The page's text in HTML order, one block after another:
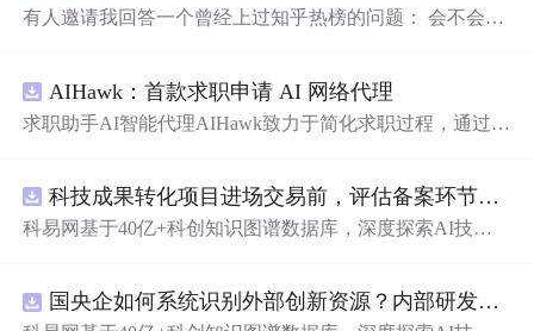
欢的工作更进一步。
有人邀请我回答一个曾经上过知乎热榜的问题： 会不会因
更怕错过机会而不做过多思考和选择就入职。这样的形势
下跳槽或者求职时，该如何判断和做出选择？ 整理了一下
或者今年裁员潮就放弃原本拟好的更换工作...
AIHawk：首款求职申请 AI 网络代理
求职助手AI智能代理AIHawk致力于简化求职过程，通过自
科技成果转化项目进场交易前，评估备案环节需要准备哪些材料？.docx
科易网基于40亿+科创知识图谱数据库，深度探索AI技术
新领域的AI+数智化解决方案，推动科技创新与产业创新国央企如何系统识别外部创新资源？内部研发体系完善，但对外部高校、中小科技企业技术能力缺乏动态认知。.docx